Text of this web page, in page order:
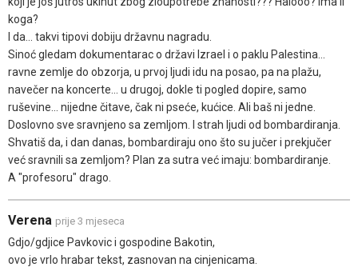
koga?
I da... takvi tipovi dobiju državnu nagradu.
Sinoć gledam dokumentarac o državi Izrael i o paklu Palestina...
ravne zemlje do obzorja, u prvoj ljudi idu na posao, pa na plažu,
navečer na koncerte... u drugoj, dokle ti pogled dopire, samo
ruševine... nijedne čitave, čak ni pseće, kućice. Ali baš ni jedne.
Doslovno sve sravnjeno sa zemljom. I strah ljudi od bombardiranja.
Shvatiš da, i dan danas, bombardiraju ono što su jučer i prekjučer
već sravnili sa zemljom? Plan za sutra već imaju: bombardiranje.
A "profesoru" drago.
Verena prije 3 mjeseca
Gdjo/gdjice Pavkovic i gospodine Bakotin,
ovo je vrlo hrabar tekst, zasnovan na cinjenicama.